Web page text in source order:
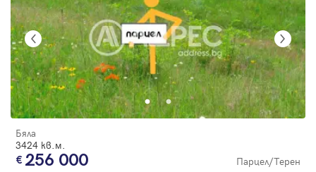
Бяла
3424 кв.м.
256 000 Парцел/Терен